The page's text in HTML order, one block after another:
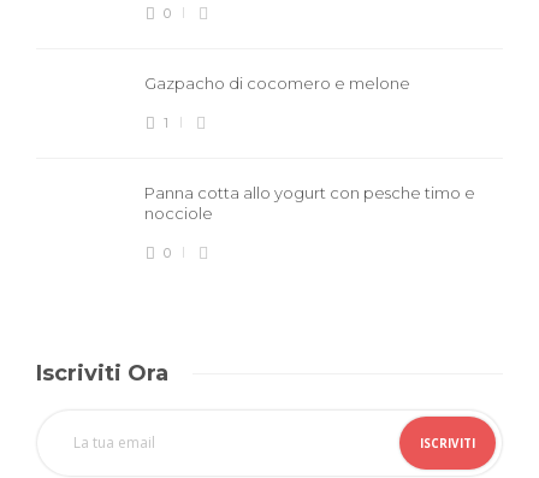
0
Gazpacho di cocomero e melone
1
Panna cotta allo yogurt con pesche timo e
nocciole
0
Iscriviti Ora